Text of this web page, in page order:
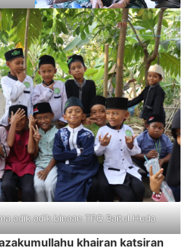
adik adik binaan TPQ Baitul Huda
khairan katsiran